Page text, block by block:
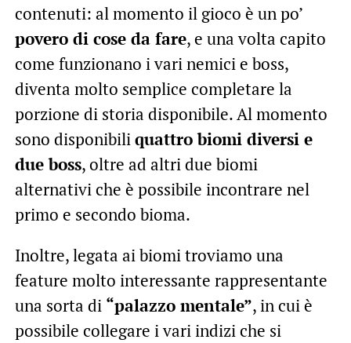
contenuti: al momento il gioco è un po’
povero di cose da fare, e una volta capito
come funzionano i vari nemici e boss,
diventa molto semplice completare la
porzione di storia disponibile. Al momento
sono disponibiliquattro biomi diversi e
due boss, oltre ad altri due biomi
alternativi che è possibile incontrare nel
primo e secondo bioma.
Inoltre, legata ai biomi troviamo una
feature molto interessante rappresentante
una sorta di “palazzo mentale”, in cui è
possibile collegare i vari indizi che si